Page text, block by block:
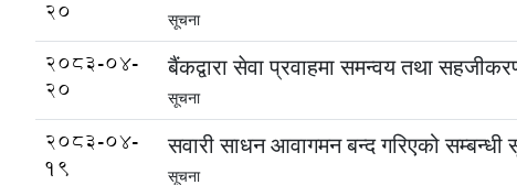
20
सूचना
2083-04-
20
बैंकद्वारा सेवा प्रवाहमा समन्वय तथा
सूचना
2083-04-
19
सवारी साधन आवागमन बन्द गरिएको सम्बन्धी
सूचना